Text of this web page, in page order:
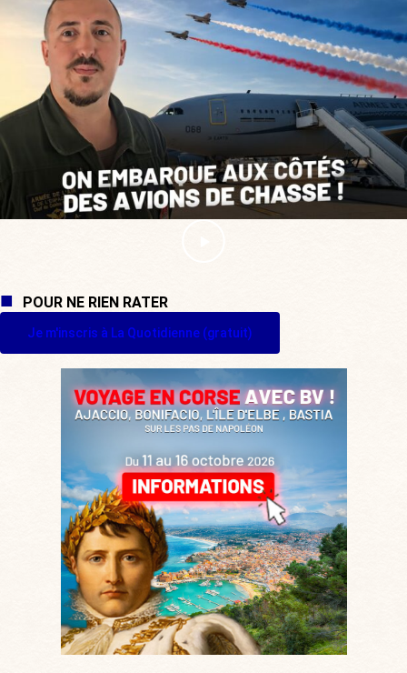
POUR NE RIEN RATER
Je m'inscris à La Quotidienne (gratuit)